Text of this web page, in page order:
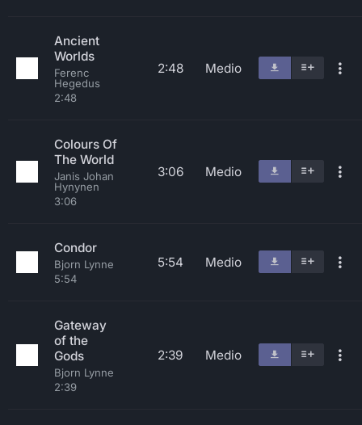
Ancient
Worlds
Ferenc
Hegedus
2:48
2:48 Medio
Colours Of
The World
Janis Johan
Hynynen
3:06
3:06 Medio
Condor
Bjorn Lynne
5:54
5:54 Medio
Gateway
of the
Gods
Bjorn Lynne
2:39
2:39 Medio